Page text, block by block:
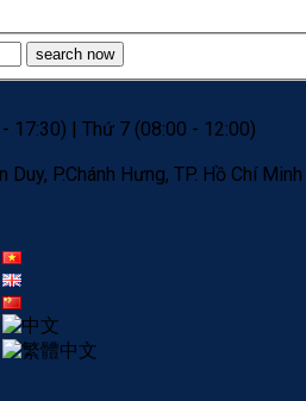
search now
17:30) | Thứ 7 (08:00 - 12:00)
Duy, P.Chánh Hưng, TP. Hồ Chí Minh